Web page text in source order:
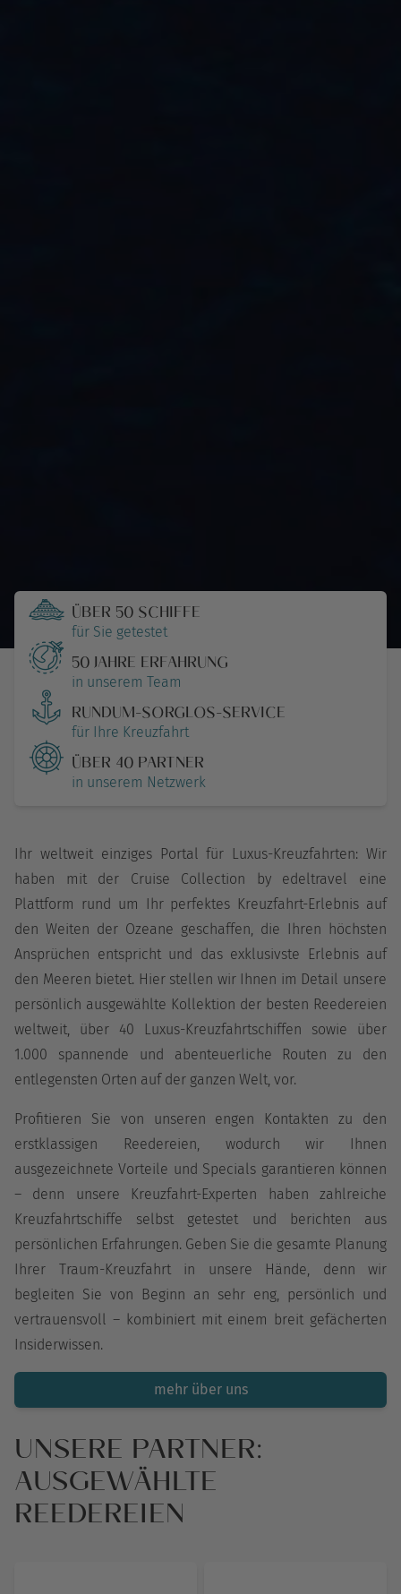
ÜBER 50 SCHIFFE
für Sie getestet
50 JAHRE ERFAHRUNG
in unserem Team
RUNDUM-SORGLOS-SERVICE
für Ihre Kreuzfahrt
ÜBER 40 PARTNER
in unserem Netzwerk
Ihr weltweit einziges Portal für Luxus-Kreuzfahrten: Wir
haben mit der Cruise Collection by edeltravel eine
Plattform rund um Ihr perfektes Kreuzfahrt-Erlebnis auf
den Weiten der Ozeane geschaffen, die Ihren höchsten
Ansprüchen entspricht und das exklusivste Erlebnis auf
den Meeren bietet. Hier stellen wir Ihnen im Detail unsere
persönlich ausgewählte Kollektion der besten Reedereien
weltweit, über 40 Luxus-Kreuzfahrtschiffen sowie über
1.000 spannende und abenteuerliche Routen zu den
entlegensten Orten auf der ganzen Welt, vor.
Profitieren Sie von unseren engen Kontakten zu den
erstklassigen Reedereien, wodurch wir Ihnen
ausgezeichnete Vorteile und Specials garantieren können
– denn unsere Kreuzfahrt-Experten haben zahlreiche
Kreuzfahrtschiffe selbst getestet und berichten aus
persönlichen Erfahrungen. Geben Sie die gesamte Planung
Ihrer Traum-Kreuzfahrt in unsere Hände, denn wir
begleiten Sie von Beginn an sehr eng, persönlich und
vertrauensvoll – kombiniert mit einem breit gefächerten
Insiderwissen.
mehr über uns
UNSERE PARTNER:
AUSGEWÄHLTE
REEDEREIEN